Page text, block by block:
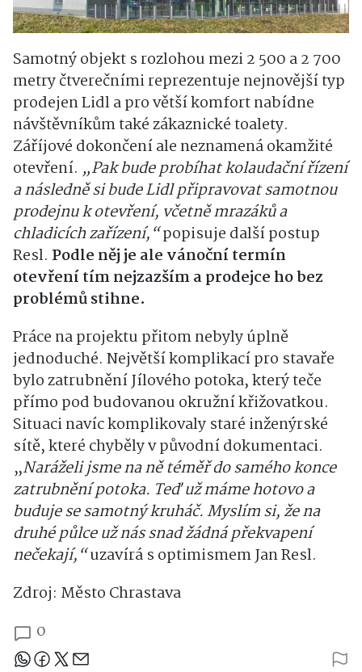
Samotný objekt s rozlohou mezi 2 500 a 2 700
metry čtverečními reprezentuje nejnovější typ
prodejen Lidl a pro větší komfort nabídne
návštěvníkům také zákaznické toalety.
Záříjové dokončení ale neznamená okamžité
otevření. „Pak bude probíhat kolaudační řízení
a následně si bude Lidl připravovat samotnou
prodejnu k otevření, včetně mrazáků a
chladicích zařízení,“popisuje další postup
Resl. Podle něj je ale vánoční termín
otevření tím nejzazším a prodejce ho bez
problémů stihne.
Práce na projektu přitom nebyly úplně
jednoduché. Největší komplikací pro stavaře
bylo zatrubnění Jílového potoka, který teče
přímo pod budovanou okružní křižovatkou.
Situaci navíc komplikovaly staré inženýrské
sítě, které chyběly v původní dokumentaci.
„Naráželi jsme na ně téměř do samého konce
zatrubnění potoka. Teď už máme hotovo a
buduje se samotný kruháč. Myslím si, že na
druhé půlce už nás snad žádná překvapení
nečekají,“uzavírá s optimismem Jan Resl.
Zdroj: Město Chrastava
0
Sdílejte článek